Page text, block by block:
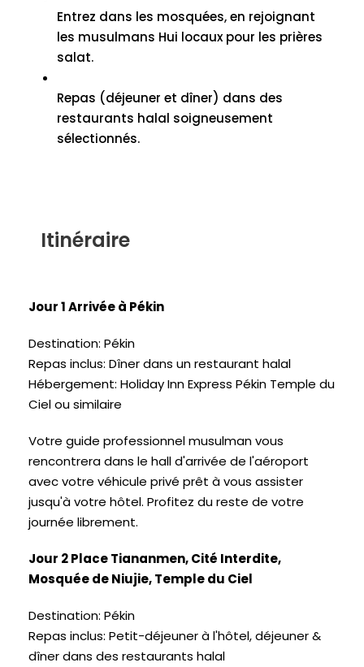
Entrez dans les mosquées, en rejoignant
les musulmans Hui locaux pour les prières
salat.
Repas (déjeuner et dîner) dans des
restaurants halal soigneusement
sélectionnés.
Itinéraire
Jour 1 Arrivée à Pékin
Destination: Pékin
Repas inclus: Dîner dans un restaurant halal
Hébergement: Holiday Inn Express Pékin Temple du
Ciel ou similaire
Votre guide professionnel musulman vous
rencontrera dans le hall d'arrivée de l'aéroport
avec votre véhicule privé prêt à vous assister
jusqu'à votre hôtel. Profitez du reste de votre
journée librement.
Jour 2 Place Tiananmen, Cité Interdite,
Mosquée de Niujie, Temple du Ciel
Destination: Pékin
Repas inclus: Petit-déjeuner à l'hôtel, déjeuner &
dîner dans des restaurants halal